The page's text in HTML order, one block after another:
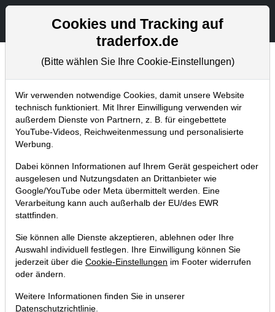
Aktien- und Artikelsuche
Chartanalysen
Home Blog Chartanalysen
Chartanalyse Allianz: wie geht es
nach dem gescheiterten Breakout
weiter?
23.02.2022 um 07:39 Uhr | P. Uhlschmied
Cookies und Tracking auf
traderfox.de
(Bitte wählen Sie Ihre Cookie-Einstellungen)
Wir verwenden notwendige Cookies, damit unsere Website
technisch funktioniert. Mit Ihrer Einwilligung verwenden wir
außerdem Dienste von Partnern, z. B. für eingebettete
YouTube-Videos, Reichweitenmessung und personalisierte
Werbung.
Dabei können Informationen auf Ihrem Gerät gespeichert oder
ausgelesen und Nutzungsdaten an Drittanbieter wie
Google/YouTube oder Meta übermittelt werden. Eine
Verarbeitung kann auch außerhalb der EU/des EWR
stattfinden.
Sie können alle Dienste akzeptieren, ablehnen oder Ihre
Auswahl individuell festlegen. Ihre Einwilligung können Sie
jederzeit über die Cookie-Einstellungen im Footer widerrufen
oder ändern.
Weitere Informationen finden Sie in unserer
Datenschutzrichtlinie.